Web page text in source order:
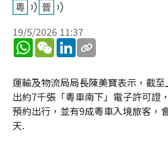
19/5/2026 11:37
WhatsApp
WeChatLinkedIn
運輸及物流局局長陳美寶表示，截
出約7千張「粵車南下」電子許可證
預約出行，並有9成粵車入境旅客，
天.